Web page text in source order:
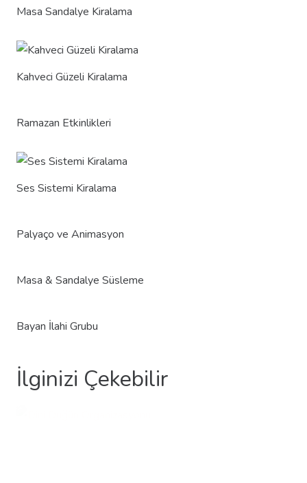
Masa Sandalye Kiralama
Kahveci Güzeli Kiralama
Ramazan Etkinlikleri
Ses Sistemi Kiralama
Palyaço ve Animasyon
Masa & Sandalye Süsleme
Bayan İlahi Grubu
İlginizi Çekebilir